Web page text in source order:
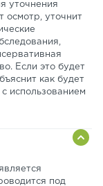
уточнения
осмотр, уточнит
Если это будет
как будет
использованием
под